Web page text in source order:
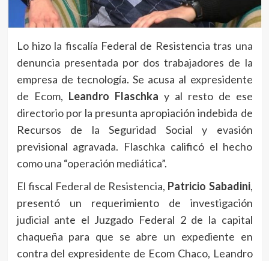
Lo hizo la fiscalía Federal de Resistencia tras una
denuncia presentada por dos trabajadores de la
empresa de tecnología. Se acusa al expresidente
de Ecom, Leandro Flaschka y al resto de ese
directorio por la presunta apropiación indebida de
Recursos de la Seguridad Social y evasión
previsional agravada. Flaschka calificó el hecho
como una “operación mediática”.
El fiscal Federal de Resistencia, Patricio Sabadini,
presentó un requerimiento de investigación
judicial ante el Juzgado Federal 2 de la capital
chaqueña para que se abre un expediente en
contra del expresidente de Ecom Chaco, Leandro